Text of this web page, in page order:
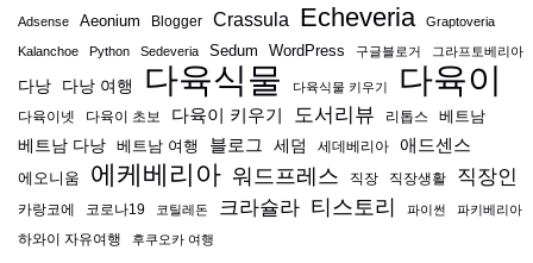
Adsense Aeonium Blogger Crassula Echeveria Graptoveria
Kalanchoe Python Sedeveria Sedum WordPress 구글블로거 그라프토베리아
다낭 다낭 여행 다육식물 다육식물 키우기 다육이
다육이넷 다육이 초보 다육이 키우기 도서리뷰 리톱스
베트남
베트남 다낭 베트남 여행 블로그 세덤 세데베리아 애드센스
에오니움 에케베리아 워드프레스 직장 직장생활 직장인
카랑코에 코로나19 코틸레돈 크라슐라 티스토리 파이썬 파키베리아
하와이 자유여행 후쿠오카 여행